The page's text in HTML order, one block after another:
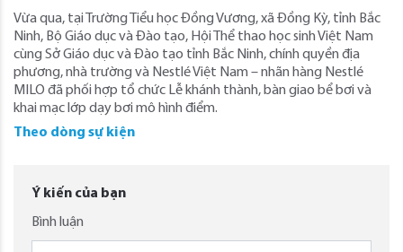
Vừa qua, tại Trường Tiểu học Đồng Vương, xã Đồng Kỳ, tỉnh Bắc
Ninh, Bộ Giáo dục và Đào tạo, Hội Thể thao học sinh Việt Nam
cùng Sở Giáo dục và Đào tạo tỉnh Bắc Ninh, chính quyền địa
phương, nhà trường và Nestlé Việt Nam – nhãn hàng Nestlé
MILO đã phối hợp tổ chức Lễ khánh thành, bàn giao bể bơi và
khai mạc lớp dạy bơi mô hình điểm.
Theo dòng sự kiện
Ý kiến của bạn
Bình luận